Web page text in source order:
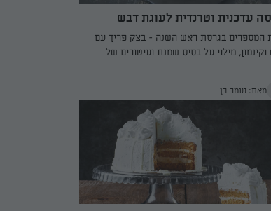
עדכנית וטרנדית לעוגת דבש
המספרים בגרסת ראש השנה - בצק פריך עם
מילוי על בסיס שמנת ועיטורים של
מאת: נעמה רן